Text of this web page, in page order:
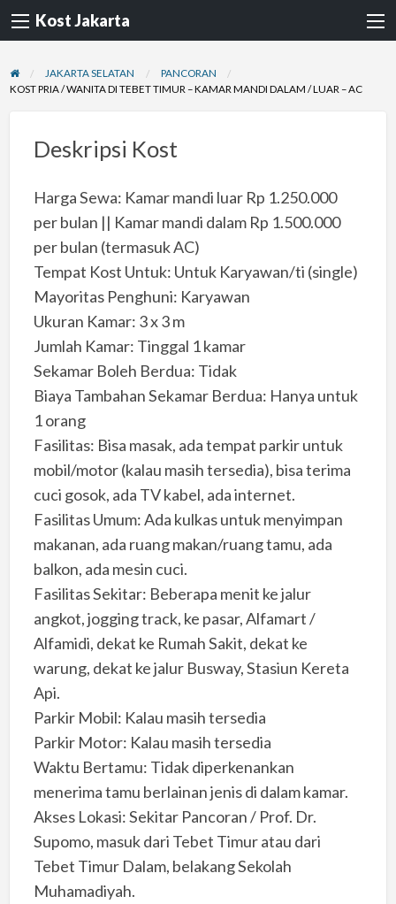
Kost Jakarta
JAKARTA SELATAN
PANCORAN
KOST PRIA / WANITA DI TEBET TIMUR – KAMAR MANDI DALAM / LUAR – AC
Deskripsi Kost
Harga Sewa: Kamar mandi luar Rp 1.250.000
per bulan || Kamar mandi dalam Rp 1.500.000
per bulan (termasuk AC)
Tempat Kost Untuk: Untuk Karyawan/ti (single)
Mayoritas Penghuni: Karyawan
Ukuran Kamar: 3 x 3 m
Jumlah Kamar: Tinggal 1 kamar
Sekamar Boleh Berdua: Tidak
Biaya Tambahan Sekamar Berdua: Hanya untuk
1 orang
Fasilitas: Bisa masak, ada tempat parkir untuk
mobil/motor (kalau masih tersedia), bisa terima
cuci gosok, ada TV kabel, ada internet.
Fasilitas Umum: Ada kulkas untuk menyimpan
makanan, ada ruang makan/ruang tamu, ada
balkon, ada mesin cuci.
Fasilitas Sekitar: Beberapa menit ke jalur
angkot, jogging track, ke pasar, Alfamart /
Alfamidi, dekat ke Rumah Sakit, dekat ke
warung, dekat ke jalur Busway, Stasiun Kereta
Api.
Parkir Mobil: Kalau masih tersedia
Parkir Motor: Kalau masih tersedia
Waktu Bertamu: Tidak diperkenankan
menerima tamu berlainan jenis di dalam kamar.
Akses Lokasi: Sekitar Pancoran / Prof. Dr.
Supomo, masuk dari Tebet Timur atau dari
Tebet Timur Dalam, belakang Sekolah
Muhamadiyah.